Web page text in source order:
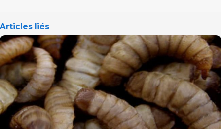
Articles liés